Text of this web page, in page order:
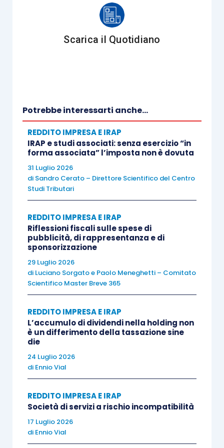
, il quale può essere utilizzato in
in occasione del versamento di
tributi e contributi, ed anche riportato in avanti
definitivamente perduta.
Né la natura giuridica e tributaria della detrazione
d’imposta può mutare a seconda della
qualificazione contabile che dovesse essere
fornita all’agevolazione stessa e, quindi, della sua
classificazione in bilancio.
La questione, come detto, si pone in modo
particolare a seguito dell’indicazione contenuta
nella citata Comunicazione dell’OIC del 3.8.2021
in cui la fattispecie viene qualificata:
sotto ilprofilo patrimoniale
“credito tributario” e;
sotto ilprofilo economico,come un
Una posizione che, a dire il vero, ha preso una
direzione diversa da quella che l’Agenzia delle
entrate – in occasione di unarisposta ad
interpello della Direzione Regionale del
Piemonte del 2020
Scarica il Quotidiano
Potrebbe interessarti anche...
REDDITO IMPRESA E IRAP
IRAP e studi associati: senza esercizio “in
forma associata” l’imposta non è dovuta
31 Luglio 2026
di Sandro Cerato – Direttore Scientifico del Centro
Studi Tributari
REDDITO IMPRESA E IRAP
Riflessioni fiscali sulle spese di
pubblicità, di rappresentanza e di
sponsorizzazione
29 Luglio 2026
di Luciano Sorgatoe Paolo Meneghetti – Comitato
Scientifico Master Breve 365
REDDITO IMPRESA E IRAP
L’accumulo di dividendi nella holding non
è un differimento della tassazione sine
die
24 Luglio 2026
di Ennio Vial
REDDITO IMPRESA E IRAP
Società di servizi a rischio incompatibilità
17 Luglio 2026
di Ennio Vial